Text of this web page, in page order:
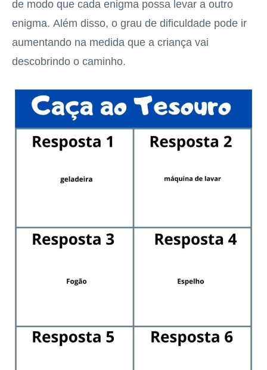
de modo que cada enigma possa levar a outro
enigma. Além disso, o grau de dificuldade pode ir
aumentando na medida que a criança vai
descobrindo o caminho.